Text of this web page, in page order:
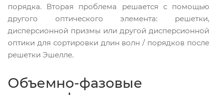
порядка. Вторая проблема решается с помощью
другого оптического элемента: решетки,
дисперсионной призмы или другой дисперсионной
оптики для сортировки длин волн / порядков после
решетки Эшелле.
Объемно-фазовые